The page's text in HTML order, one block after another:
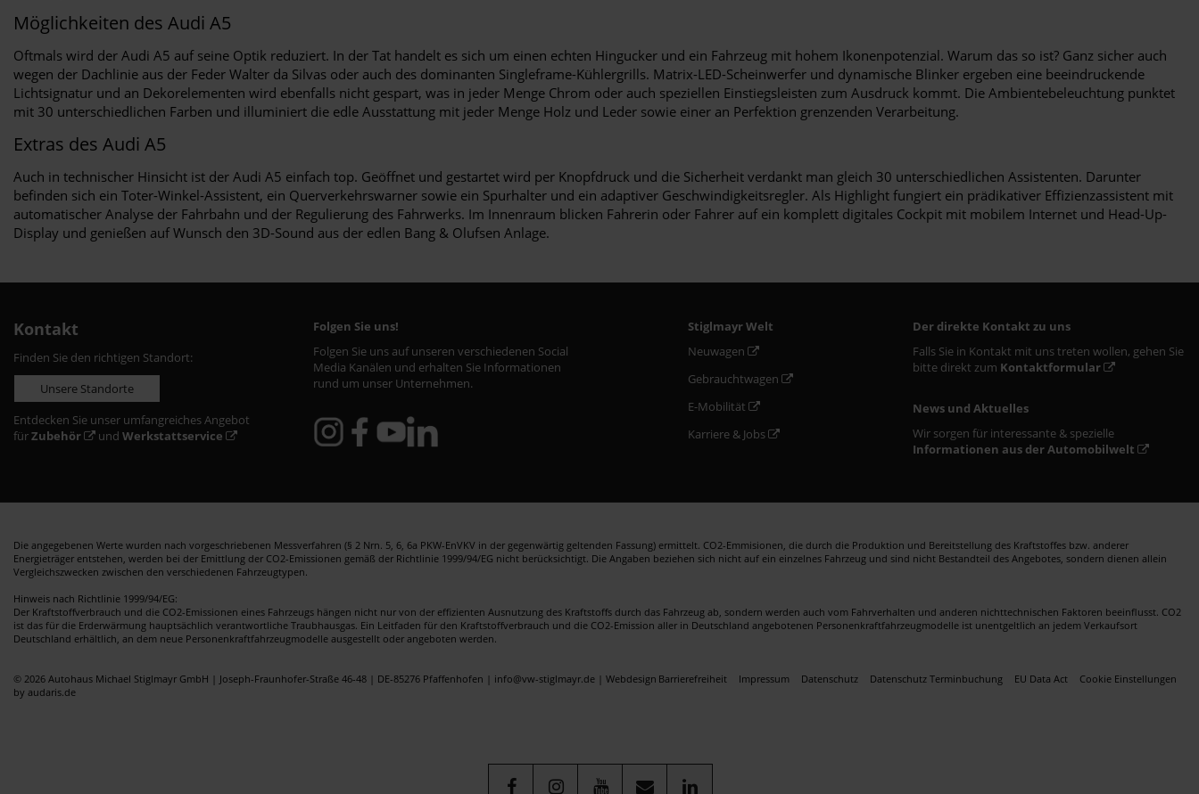
Möglichkeiten des Audi A5
Oftmals wird der Audi A5 auf seine Optik reduziert. In der Tat handelt es sich um einen echten Hingucker und ein Fahrzeug mit hohem Ikonenpotenzial. Warum das so ist? Ganz sicher auch
wegen der Dachlinie aus der Feder Walter da Silvas oder auch des dominanten Singleframe-Kühlergrills. Matrix-LED-Scheinwerfer und dynamische Blinker ergeben eine beeindruckende
Lichtsignatur und an Dekorelementen wird ebenfalls nicht gespart, was in jeder Menge Chrom oder auch speziellen Einstiegsleisten zum Ausdruck kommt. Die Ambientebeleuchtung punktet
mit 30 unterschiedlichen Farben und illuminiert die edle Ausstattung mit jeder Menge Holz und Leder sowie einer an Perfektion grenzenden Verarbeitung.
Extras des Audi A5
Auch in technischer Hinsicht ist der Audi A5 einfach top. Geöffnet und gestartet wird per Knopfdruck und die Sicherheit verdankt man gleich 30 unterschiedlichen Assistenten. Darunter
befinden sich ein Toter-Winkel-Assistent, ein Querverkehrswarner sowie ein Spurhalter und ein adaptiver Geschwindigkeitsregler. Als Highlight fungiert ein prädikativer Effizienzassistent mit
automatischer Analyse der Fahrbahn und der Regulierung des Fahrwerks. Im Innenraum blicken Fahrerin oder Fahrer auf ein komplett digitales Cockpit mit mobilem Internet und Head-Up-
Display und genießen auf Wunsch den 3D-Sound aus der edlen Bang & Olufsen Anlage.
Kontakt
Finden Sie den richtigen Standort:
Unsere Standorte
Entdecken Sie unser umfangreiches Angebot
fürZubehör und Werkstattservice
Folgen Sie uns!
Folgen Sie uns auf unseren verschiedenen Social
Media Kanälen und erhalten Sie Informationen
rund um unser Unternehmen.
Stiglmayr Welt
Neuwagen
Gebrauchtwagen
E-Mobilität
Karriere & Jobs
Der direkte Kontakt zu uns
Falls Sie in Kontakt mit uns treten wollen, gehen Sie
bitte direkt zum Kontaktformular
News und Aktuelles
Wir sorgen für interessante & spezielle
Informationen aus der Automobilwelt
Die angegebenen Werte wurden nach vorgeschriebenen Messverfahren (§ 2 Nrn. 5, 6, 6a PKW-EnVKV in der gegenwärtig geltenden Fassung) ermittelt. CO2-Emmisionen, die durch die Produktion und Bereitstellung des Kraftstoffes bzw. anderer
Energieträger entstehen, werden bei der Emittlung der CO2-Emissionen gemäß der Richtlinie 1999/94/EG nicht berücksichtigt. Die Angaben beziehen sich nicht auf ein einzelnes Fahrzeug und sind nicht Bestandteil des Angebotes, sondern dienen allein
Vergleichszwecken zwischen den verschiedenen Fahrzeugtypen.
Hinweis nach Richtlinie 1999/94/EG:
Der Kraftstoffverbrauch und die CO2-Emissionen eines Fahrzeugs hängen nicht nur von der effizienten Ausnutzung des Kraftstoffs durch das Fahrzeug ab, sondern werden auch vom Fahrverhalten und anderen nichttechnischen Faktoren beeinflusst. CO2
ist das für die Erderwärmung hauptsächlich verantwortliche Traubhausgas. Ein Leitfaden für den Kraftstoffverbrauch und die CO2-Emission aller in Deutschland angebotenen Personenkraftfahrzeugmodelle ist unentgeltlich an jedem Verkaufsort
Deutschland erhältlich, an dem neue Personenkraftfahrzeugmodelle ausgestellt oder angeboten werden.
Barrierefreiheit Impressum Datenschutz Datenschutz Terminbuchung EU Data Act Cookie Einstellungen
© 2026 Autohaus Michael Stiglmayr GmbH | Joseph-Fraunhofer-Straße 46-48 | DE-85276 Pfaffenhofen | info@vw-stiglmayr.de | Webdesign
by audaris.de